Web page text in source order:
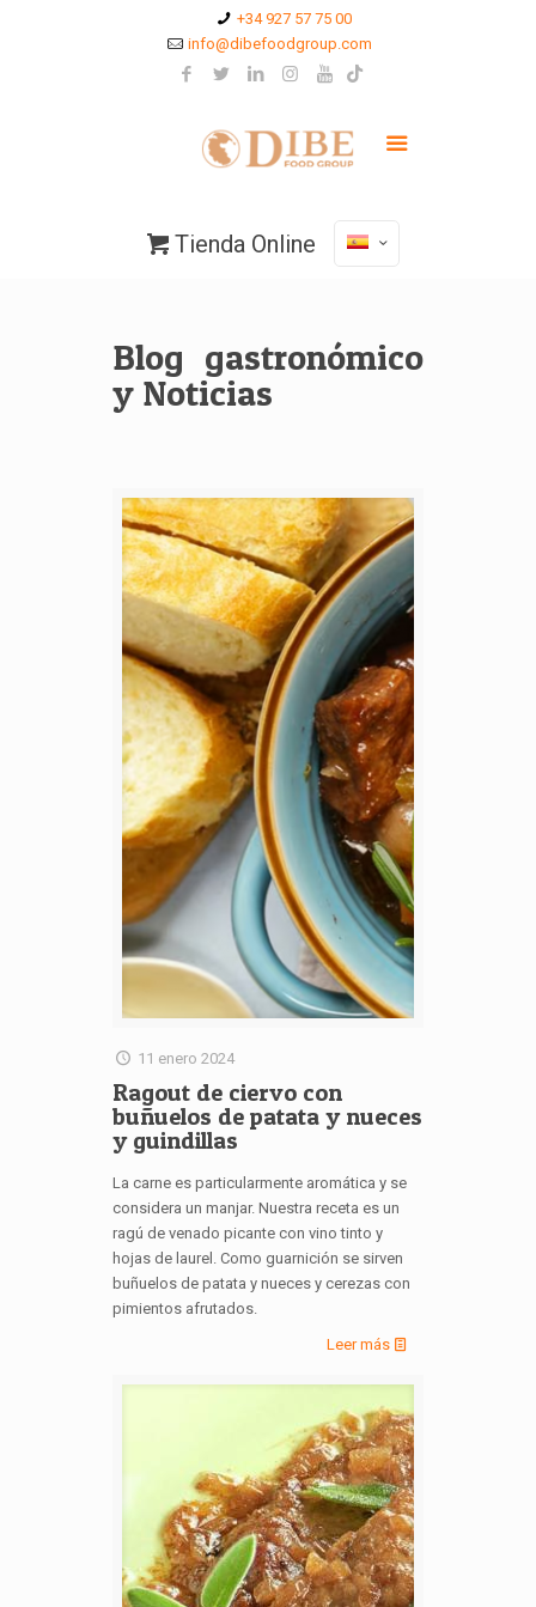
+34 927 57 75 00
info@dibefoodgroup.com
Tienda Online
Blog gastronómico
y Noticias
11 enero 2024
Ragout de ciervo con
buñuelos de patata y nueces
y guindillas
La carne es particularmente aromática y se
considera un manjar. Nuestra receta es un
ragú de venado picante con vino tinto y
hojas de laurel. Como guarnición se sirven
buñuelos de patata y nueces y cerezas con
pimientos afrutados.
Leer más